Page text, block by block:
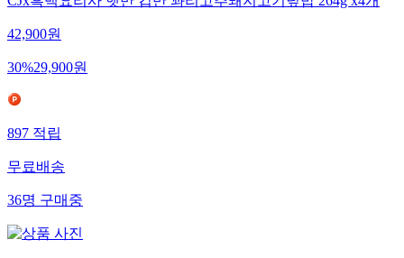
42,900원
30%29,900원
897 적립
무료배송
36명 구매중